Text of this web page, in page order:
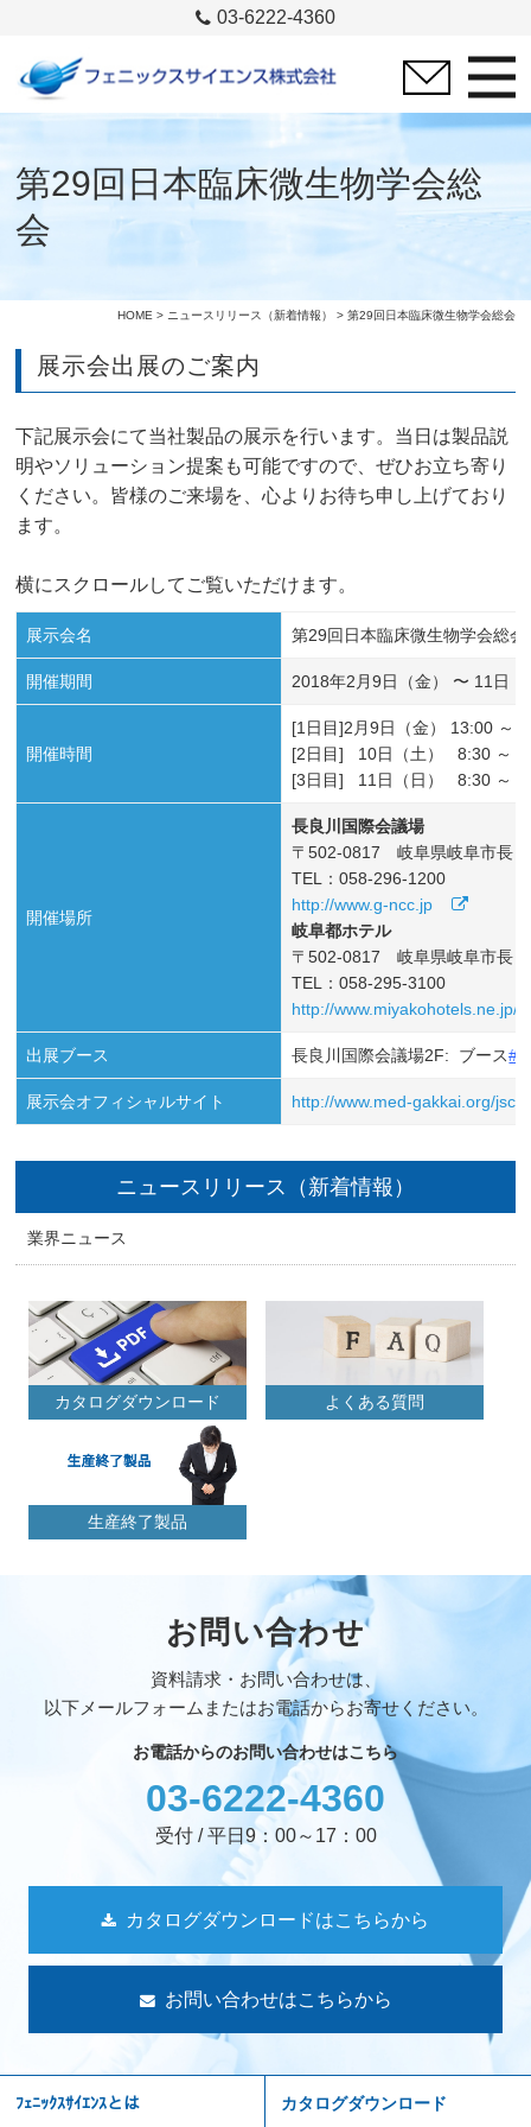
03-6222-4360
第29回日本臨床微生物学会総
会
HOME > ニュースリリース（新着情報） > 第29回日本臨床微生物学会総会
展示会出展のご案内
下記展示会にて当社製品の展示を行います。当日は製品説
明やソリューション提案も可能ですので、ぜひお立ち寄り
ください。皆様のご来場を、心よりお待ち申し上げており
ます。
横にスクロールしてご覧いただけます。
展示会名 第29回日本臨床微生物学会総
開催期間 2018年2月9日（金） 〜 11日（
開催時間
[1日目]2月9日（金） 13:00 ～
[2日目] 10日（土） 8:30 ～
[3日目] 11日（日） 8:30 ～
開催場所
長良川国際会議場
〒502-0817 岐阜県岐阜市長
TEL：058-296-1200
http://www.g-ncc.jp
岐阜都ホテル
〒502-0817 岐阜県岐阜市長
TEL：058-295-3100
http://www.miyakohotels.ne.jp/
出展ブース 長良川国際会議場2F: ブース
展示会オフィシャルサイト http://www.med-gakkai.org/
ニュースリリース（新着情報）
業界ニュース
カタログダウンロード よくある質問
生産終了製品
お問い合わせ
資料請求・お問い合わせは、
以下メールフォームまたはお電話からお寄せください。
お電話からのお問い合わせはこちら
03-6222-4360
受付 / 平日9：00～17：00
カタログダウンロードはこちらから
お問い合わせはこちらから
ﾌｪﾆｯｸｽｻｲｴﾝｽとは カタログダウンロード